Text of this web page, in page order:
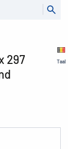
Taal
297